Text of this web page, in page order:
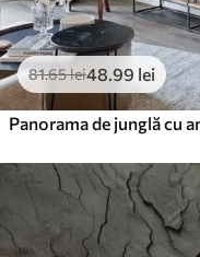
81.65lei48 .99 lei
Panorama de junglă cu